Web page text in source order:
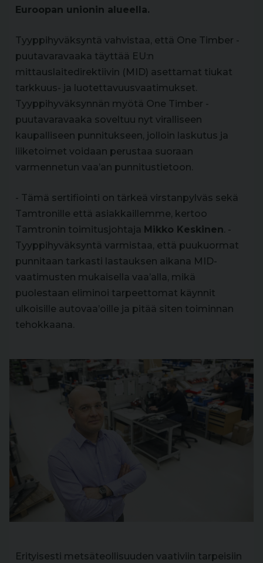
Euroopan unionin alueella.
Tyyppihyväksyntä vahvistaa, että One Timber -
puutavaravaaka täyttää EU:n
mittauslaitedirektiivin (MID) asettamat tiukat
tarkkuus- ja luotettavuusvaatimukset.
Tyyppihyväksynnän myötä One Timber -
puutavaravaaka soveltuu nyt viralliseen
kaupalliseen punnitukseen, jolloin laskutus ja
liiketoimet voidaan perustaa suoraan
varmennetun vaa’an punnitustietoon.
- Tämä sertifiointi on tärkeä virstanpylväs sekä
Tamtronille että asiakkaillemme, kertoo
Tamtronin toimitusjohtaja Mikko Keskinen. -
Tyyppihyväksyntä varmistaa, että puukuormat
punnitaan tarkasti lastauksen aikana MID-
vaatimusten mukaisella vaa’alla, mikä
puolestaan eliminoi tarpeettomat käynnit
ulkoisille autovaa’oille ja pitää siten toiminnan
tehokkaana.
Erityisesti metsäteollisuuden vaativiin tarpeisiin